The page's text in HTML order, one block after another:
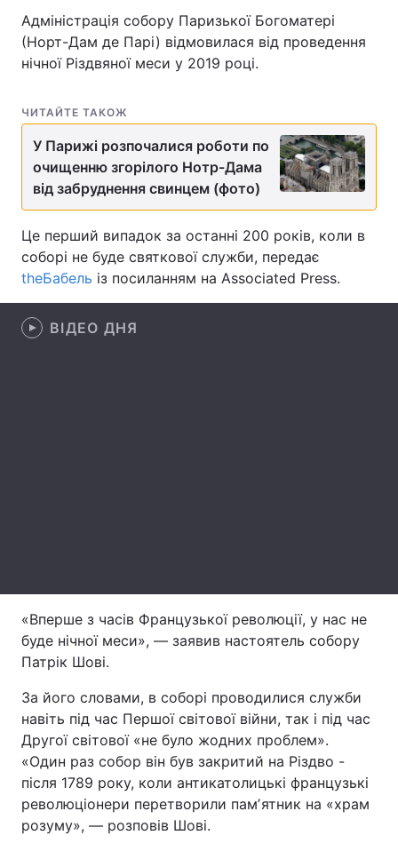
Головна Війна
Економіка
Спорт Наука
Техно і зв'язок Лайт
Зброя Інциденти
Здоров'я Туризм
Цікавинки
Тема оформлення
Адміністрація собору Паризької Богоматері
(Норт-Дам де Парі) відмовилася від проведення
нічної Різдвяної меси у 2019 році.
ЧИТАЙТЕ ТАКОЖ
У Парижі розпочалися роботи по
очищенню згорілого Нотр-Дама
від забруднення свинцем (фото)
Це перший випадок за останні 200 років, коли в
соборі не буде святкової служби, передає
theБабель із посиланням на Associated Press.
ВІДЕО ДНЯ
«Вперше з часів Французької революції, у нас не
буде нічної меси», — заявив настоятель собору
Патрік Шові.
За його словами, в соборі проводилися служби
навіть під час Першої світової війни, так і під час
Другої світової «не було жодних проблем».
«Один раз собор він був закритий на Різдво -
після 1789 року, коли антикатолицькі французькі
революціонери перетворили памʼятник на «храм
розуму», — розповів Шові.